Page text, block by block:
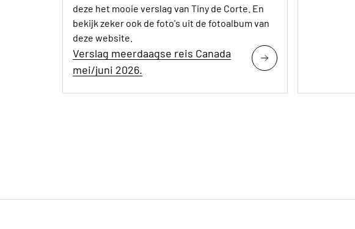
deze het mooie verslag van Tiny de Corte. En
bekijk zeker ook de foto's uit de fotoalbum van
deze website.
Verslag meerdaagse reis Canada
mei/juni 2026.